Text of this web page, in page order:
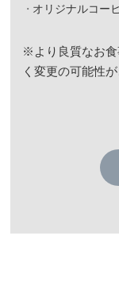
オリジナルコー
※より良質なお食
く変更の可能性